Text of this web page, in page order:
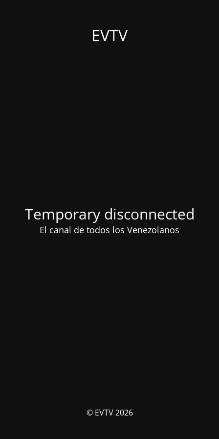
EVTV
Temporary disconnected
El canal de todos los Venezolanos
© EVTV 2026